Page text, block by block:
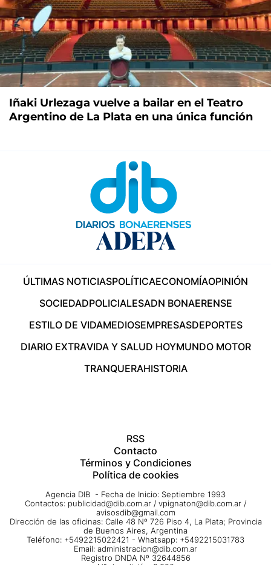
Iñaki Urlezaga vuelve a bailar en el Teatro
Argentino de La Plata en una única función
ÚLTIMAS NOTICIASPOLÍTICAECONOMÍAOPINIÓN
SOCIEDADPOLICIALESADN BONAERENSE
ESTILO DE VIDAMEDIOSEMPRESASDEPORTES
DIARIO EXTRAVIDA Y SALUD HOYMUNDO MOTOR
TRANQUERAHISTORIA
RSS
Contacto
Términos y Condiciones
Política de cookies
Agencia DIB - Fecha de Inicio: Septiembre 1993
Contactos: publicidad@dib.com.ar / vpignaton@dib.com.ar /
avisosdib@gmail.com
Dirección de las oficinas: Calle 48 Nº 726 Piso 4, La Plata; Provincia
de Buenos Aires, Argentina
Teléfono: +5492215022421 - Whatsapp: +5492215031783
Email: administracion@dib.com.ar
Registro DNDA Nº 32644856